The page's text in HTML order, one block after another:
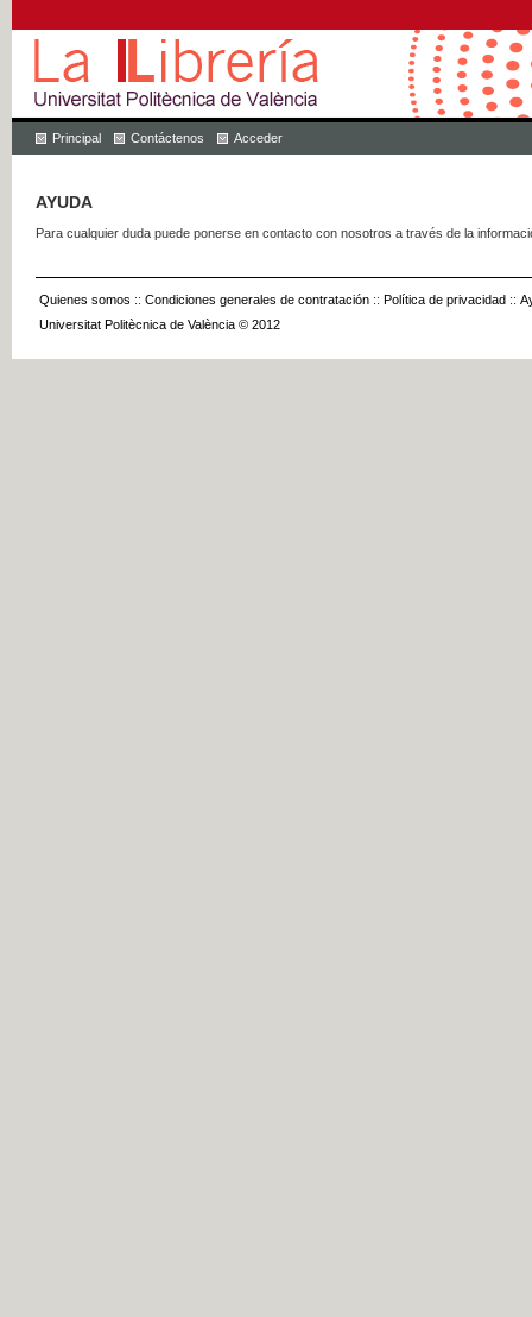
Principal Contáctenos Acceder
AYUDA
Para cualquier duda puede ponerse en contacto con nosotros a través de la
Quienes somos :: Condiciones generales de contratación :: Política de privacidad ::
Universitat Politècnica de València © 2012